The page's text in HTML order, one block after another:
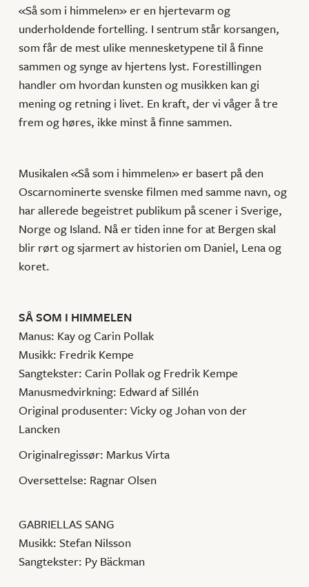
«Så som i himmelen» er en hjertevarm og
underholdende fortelling. I sentrum står korsangen,
som får de mest ulike mennesketypene til å finne
sammen og synge av hjertens lyst. Forestillingen
handler om hvordan kunsten og musikken kan gi
mening og retning i livet. En kraft, der vi våger å tre
frem og høres, ikke minst å finne sammen.
Musikalen «Så som i himmelen» er basert på den
Oscarnominerte svenske filmen med samme navn, og
har allerede begeistret publikum på scener i Sverige,
Norge og Island. Nå er tiden inne for at Bergen skal
blir rørt og sjarmert av historien om Daniel, Lena og
koret.
SÅ SOM I HIMMELEN
Manus: Kay og Carin Pollak
Musikk: Fredrik Kempe
Sangtekster: Carin Pollak og Fredrik Kempe
Manusmedvirkning: Edward af Sillén
Original produsenter: Vicky og Johan von der
Lancken
Originalregissør: Markus Virta
Oversettelse: Ragnar Olsen
GABRIELLAS SANG
Musikk: Stefan Nilsson
Sangtekster: Py Bäckman